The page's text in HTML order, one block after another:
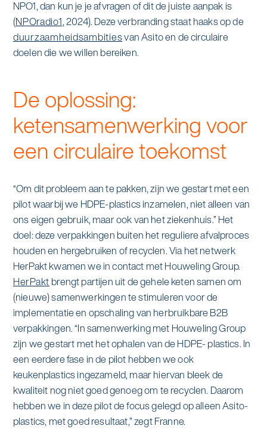
NPO1, dan kun je je afvragen of dit de juiste aanpak is
(NPOradio1, 2024). Deze verbranding staat haaks op de
duurzaamheidsambitiesvan Asito en de circulaire
doelen die we willen bereiken.
De oplossing:
ketensamenwerking voor
een circulaire toekomst
“Om dit probleem aan te pakken, zijn we gestart met een
pilot waarbij we HDPE-plastics inzamelen, niet alleen van
ons eigen gebruik, maar ook van het ziekenhuis.” Het
doel: deze verpakkingen buiten het reguliere afvalproces
houden en hergebruiken of recyclen. Via het netwerk
HerPakt kwamen we in contact met Houweling Group.
HerPakt brengt partijen uit de gehele keten samen om
(nieuwe) samenwerkingen te stimuleren voor de
implementatie en opschaling van herbruikbare B2B
verpakkingen. “In samenwerking met Houweling Group
zijn we gestart met het ophalen van de HDPE- plastics. In
een eerdere fase in de pilot hebben we ook
keukenplastics ingezameld, maar hiervan bleek de
kwaliteit nog niet goed genoeg om te recyclen. Daarom
hebben we in deze pilot de focus gelegd op alleen Asito-
plastics, met goed resultaat,” zegt Franne.